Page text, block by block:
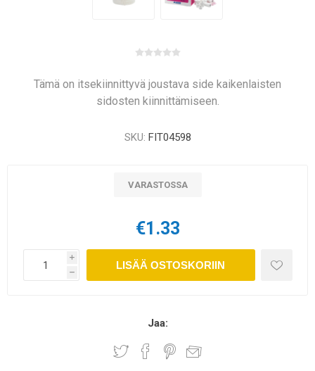
Tämä on itsekiinnittyvä joustava side kaikenlaisten
sidosten kiinnittämiseen.
SKU: FIT04598
VARASTOSSA
€1.33
i
h
LISÄÄ OSTOSKORIIN
Jaa: